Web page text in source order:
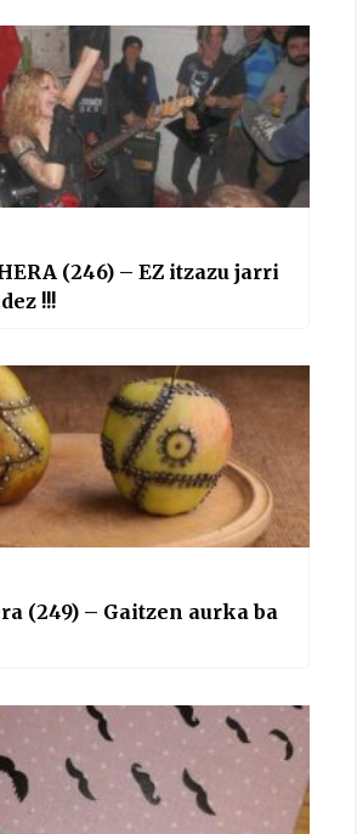
(246) – EZ itzazu jarri
!!!
(249) – Gaitzen aurka ba